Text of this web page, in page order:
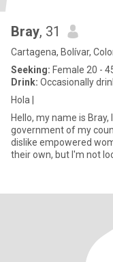
Bray, 31
Cartagena, Bolívar,
Seeking: Female 20 -
Drink: Occasionally
Hola |
Hello, my name is
government of my
dislike empowered
their own, but I'm not